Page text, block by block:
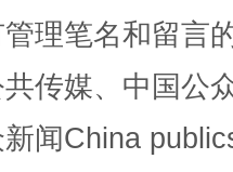
理笔名和留言
传媒、中国公
闻China